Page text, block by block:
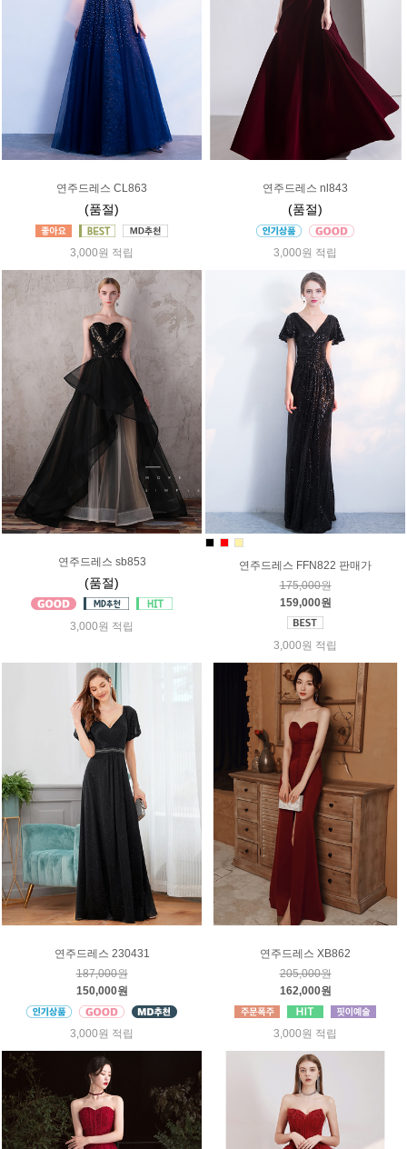
연주드레스 CL863
(품절)
3,000원 적립
연주드레스 nl843
(품절)
3,000원 적립
연주드레스 sb853
(품절)
3,000원 적립
연주드레스 FFN822 판매가
175,000원
159,000원
3,000원 적립
연주드레스 230431
187,000원
150,000원
3,000원 적립
연주드레스 XB862
205,000원
162,000원
3,000원 적립